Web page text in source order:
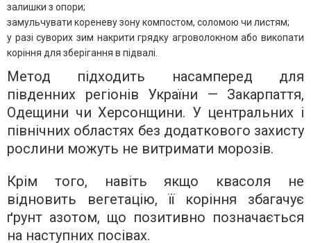
залишки з опори;
замульчувати кореневу зону компостом, соломою чи листям;
у разі суворих зим накрити грядку агроволокном або викопати
коріння для зберігання в підвалі.
Метод підходить насамперед для
південних регіонів України — Закарпаття,
Одещини чи Херсонщини. У центральних і
північних областях без додаткового захисту
рослини можуть не витримати морозів.
Крім того, навіть якщо квасоля не
відновить вегетацію, її коріння збагачує
ґрунт азотом, що позитивно позначається
на наступних посівах.